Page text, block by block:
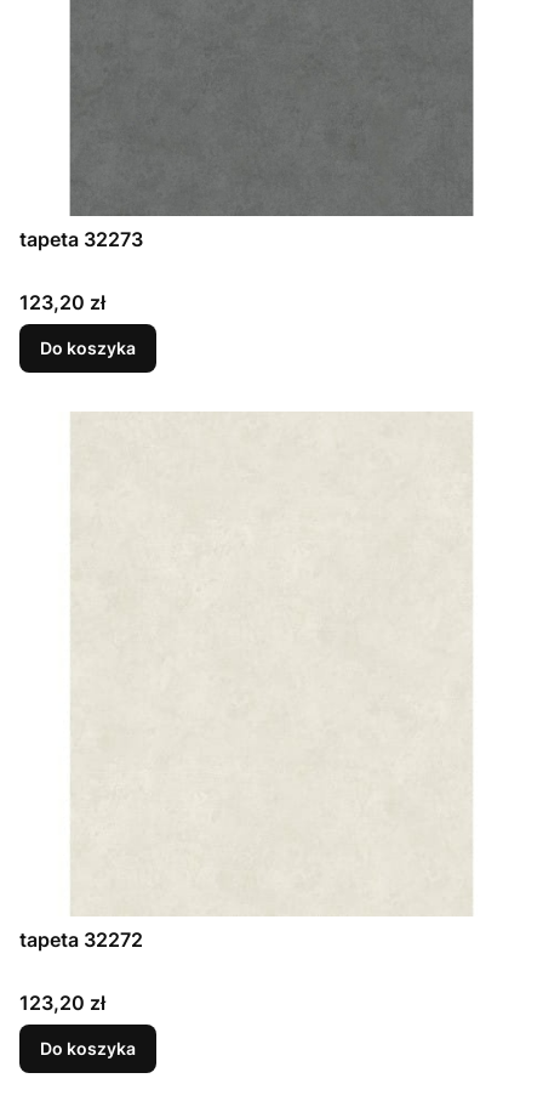
tapeta 32273
Cena
123,20 zł
Do koszyka
tapeta 32272
Cena
123,20 zł
Do koszyka